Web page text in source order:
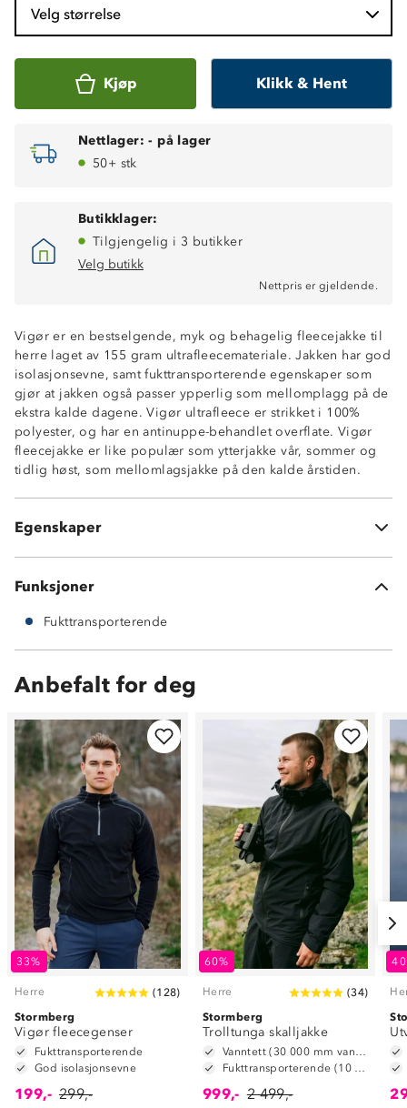
Velg størrelse
Kjøp Klikk & Hent
Nettlager: - på lager
50+ stk
Butikklager:
Tilgjengelig i 3 butikker
Velg butikk
Nettpris er gjeldende.
Vigør er en bestselgende, myk og behagelig fleecejakke til
herre laget av 155 gram ultrafleecemateriale. Jakken har god
isolasjonsevne, samt fukttransporterende egenskaper som
gjør at jakken også passer ypperlig som mellomplagg på de
ekstra kalde dagene. Vigør ultrafleece er strikket i 100%
polyester, og har en antinuppe-behandlet overflate. Vigør
fleecejakke er like populær som ytterjakke vår, sommer og
tidlig høst, som mellomlagsjakke på den kalde årstiden.
Egenskaper
Fukttransporterende
God isolasjonsevne
To glidelåslommer
Antinuppe-behandlet
Funksjoner
Fukttransporterende
Anbefalt for deg
33%
Herre (128)
Stormberg
Vigør fleecegenser
Fukttransporterende
God isolasjonsevne
199,- 299,-
60%
Herre (34)
Stormberg
Trolltunga skalljakke
999,- 2 499,-